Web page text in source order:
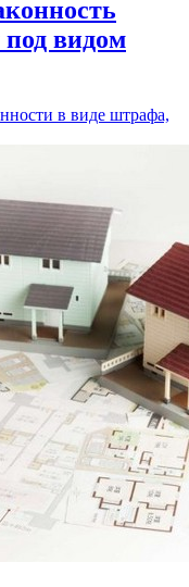
под видом
в виде штрафа,